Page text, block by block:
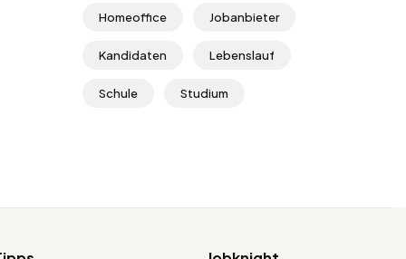
Homeoffice Jobanbieter
Kandidaten Lebenslauf
Schule Studium